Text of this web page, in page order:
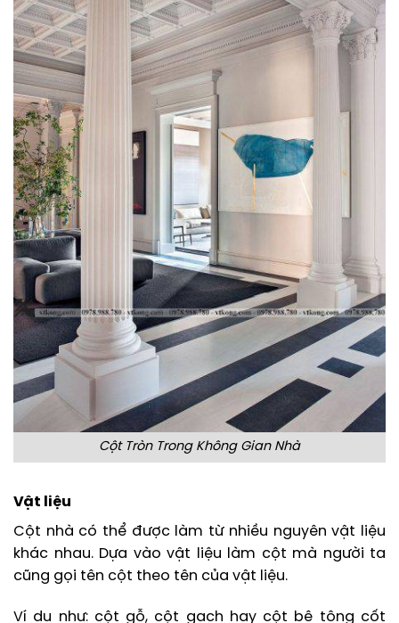
Cột Tròn Trong Không Gian Nhà
Vật liệu
Cột nhà có thể được làm từ nhiều nguyên vật liệu
khác nhau. Dựa vào vật liệu làm cột mà người ta
cũng gọi tên cột theo tên của vật liệu.
Ví dụ như: cột gỗ, cột gạch hay cột bê tông cốt